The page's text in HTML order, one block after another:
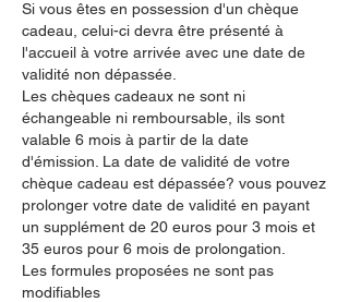
Si vous êtes en possession d'un chèque
cadeau, celui-ci devra être présenté à
l'accueil à votre arrivée avec une date de
validité non dépassée.
Les chèques cadeaux ne sont ni
échangeable ni remboursable, ils sont
valable 6 mois à partir de la date
d'émission. La date de validité de votre
chèque cadeau est dépassée? vous pouvez
prolonger votre date de validité en payant
un supplément de 20 euros pour 3 mois et
35 euros pour 6 mois de prolongation.
Les formules proposées ne sont pas
modifiables